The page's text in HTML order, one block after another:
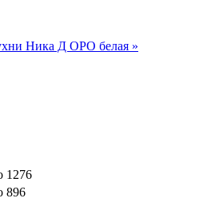
Ника Д ОРО белая »
1276
896